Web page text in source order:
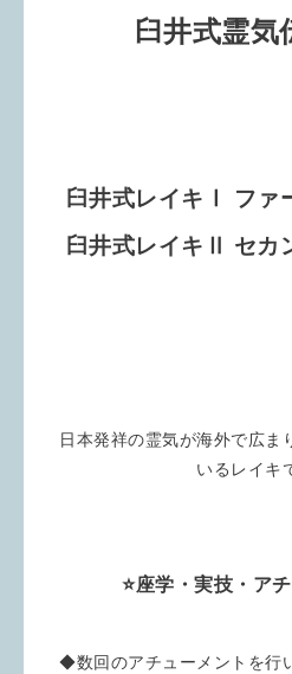
臼井式霊気
臼井式レイキⅠ ファ
臼井式レイキⅡ セカ
日本発祥の霊気が海外で広ま
いるレイキ
⭐️座学・実技・ア
◆数回のアチューメントを行